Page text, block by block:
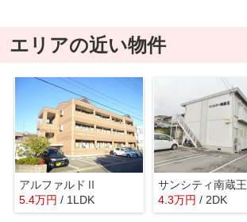
エリアの近い物件
アルファルドⅡ
5.4万円 / 1LDK
サンシティ南蔵王
4.3万円 / 2DK